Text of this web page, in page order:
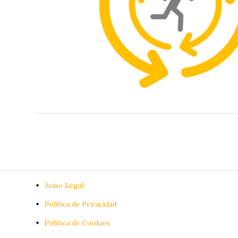
Aviso Legal
Política de Privacidad
Política de Cookies